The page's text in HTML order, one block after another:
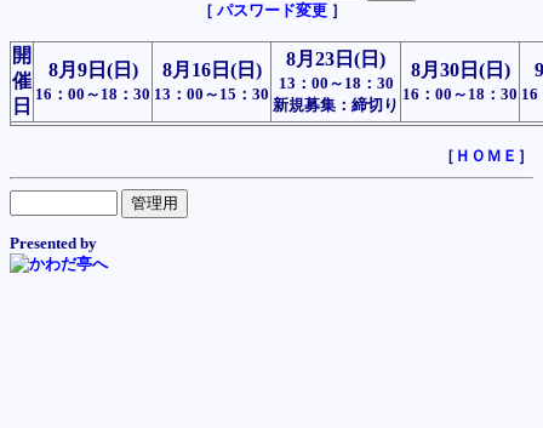
［ パスワード変更 ］
開
催
日
8月9日(日)
16：00～18：30
8月16日(日)
13：00～15：30
8月23日(日)
13：00～18：30
新規募集：締切り
8月30日(日)
16：00～18：30 16
［ ＨＯＭＥ ］
Presented by